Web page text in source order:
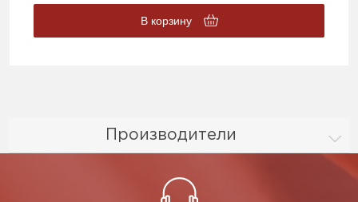
Производители
В корзину